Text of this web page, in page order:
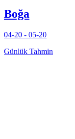
Boğa
04-20 - 05-20
Günlük Tahmin